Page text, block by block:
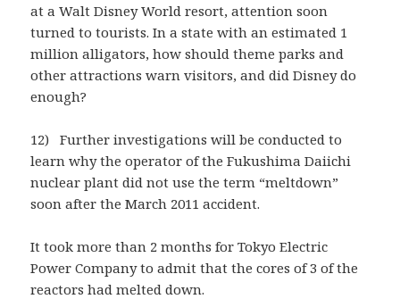
at a Walt Disney World resort, attention soon
turned to tourists. In a state with an estimated 1
million alligators, how should theme parks and
other attractions warn visitors, and did Disney do
enough?
12) Further investigations will be conducted to
learn why the operator of the Fukushima Daiichi
nuclear plant did not use the term “meltdown”
soon after the March 2011 accident.
It took more than 2 months for Tokyo Electric
Power Company to admit that the cores of 3 of the
reactors had melted down.